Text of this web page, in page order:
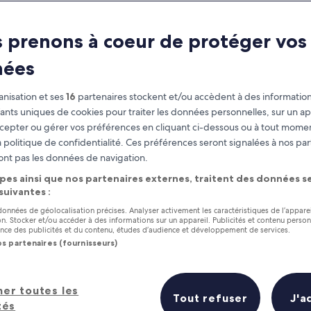
Gagnez des récompenses pour
chaque nuit séjournée
7 août - 9 août
5 meilleurs hôtels à proximité
prenons à coeur de protéger vos
et ses16 partenaires stockent et/ou accèdent à des
uniques de cookies pour traiter les données personnelles, sur un
ou gérer vos préférences en cliquant ci-dessous ou à tout
politique de confidentialité. Ces préférences seront signalées à nos
pas les données de navigation.
ainsi que nos partenaires externes, traitent des données
:
de géolocalisation précises. Analyser activement les caractéristiques de
Stocker et/ou accéder à des informations sur un appareil. Publicités et contenu
des publicités et du contenu, études d’audience et développement de services.
partenaires (fournisseurs)
toutes les
Tout refuser